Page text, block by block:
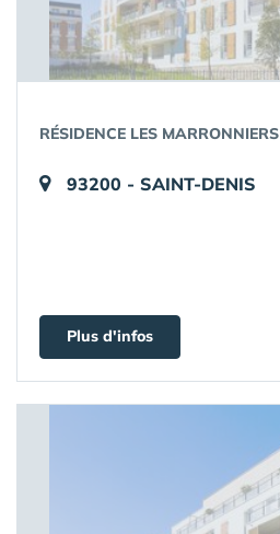
RÉSIDENCE LES MARRONNIERS
93200 - SAINT-DENIS
Plus d'infos